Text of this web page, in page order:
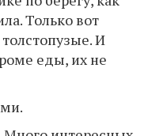
Только вот
И
еды, их не